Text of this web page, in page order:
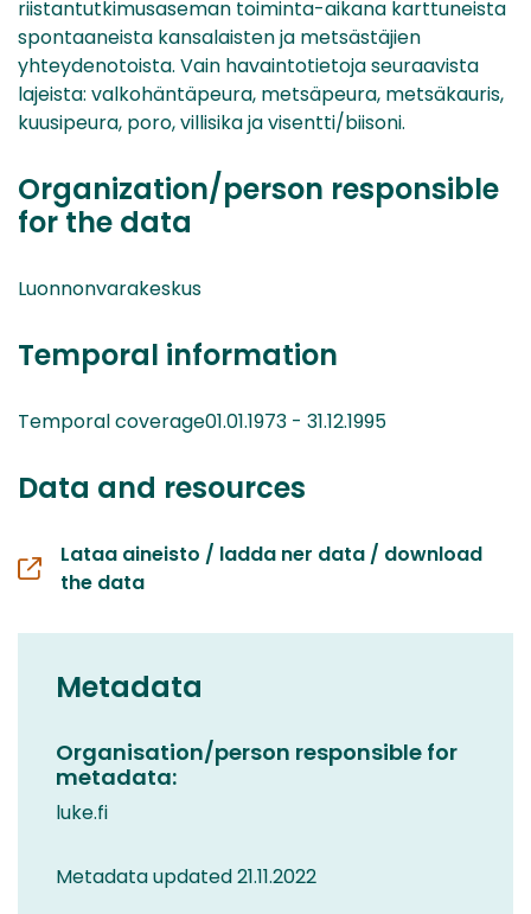
riistantutkimusaseman toiminta-aikana karttuneista
spontaaneista kansalaisten ja metsästäjien
yhteydenotoista. Vain havaintotietoja seuraavista
lajeista: valkohäntäpeura, metsäpeura, metsäkauris,
kuusipeura, poro, villisika ja visentti/biisoni.
Organization/person responsible
for the data
Luonnonvarakeskus
Temporal information
Temporal coverage01.01.1973 - 31.12.1995
Data and resources
Lataa aineisto / ladda ner data / download
the data
Metadata
Organisation/person responsible for
metadata:
luke.fi
Metadata updated 21.11.2022